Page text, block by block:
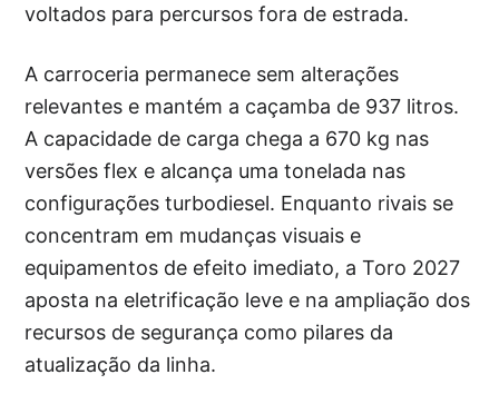
voltados para percursos fora de estrada.
A carroceria permanece sem alterações
relevantes e mantém a caçamba de 937 litros.
A capacidade de carga chega a 670 kg nas
versões flex e alcança uma tonelada nas
configurações turbodiesel. Enquanto rivais se
concentram em mudanças visuais e
equipamentos de efeito imediato, a Toro 2027
aposta na eletrificação leve e na ampliação dos
recursos de segurança como pilares da
atualização da linha.